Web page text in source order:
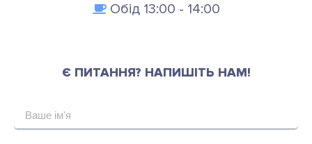
Обід 13:00 - 14:00
Є ПИТАННЯ? НАПИШІТЬ НАМ!